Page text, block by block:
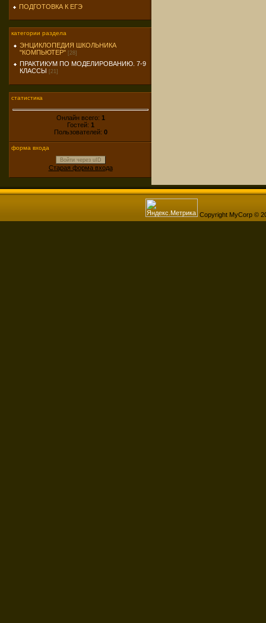
ПОДГОТОВКА К ЕГЭ
категории раздела
ЭНЦИКЛОПЕДИЯ ШКОЛЬНИКА
"КОМПЬЮТЕР" [28]
ПРАКТИКУМ ПО МОДЕЛИРОВАНИЮ. 7-9
КЛАССЫ [21]
статистика
Онлайн всего: 1
Гостей: 1
Пользователей: 0
форма входа
Войти через uID
Старая форма входа
Copyright MyCorp ©